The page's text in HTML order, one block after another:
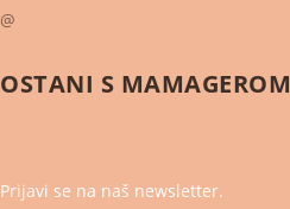
@
OSTANI S MAMAGEROM
Prijavi se na naš newsletter.